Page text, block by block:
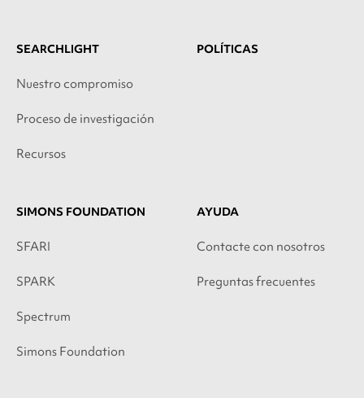
SEARCHLIGHT
Nuestro compromiso
Proceso de investigación
Recursos
POLÍTICAS
SIMONS FOUNDATION
SFARI
SPARK
Spectrum
Simons Foundation
AYUDA
Contacte con nosotros
Preguntas frecuentes